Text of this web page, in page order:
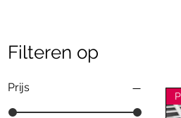
Filteren op
Prijs